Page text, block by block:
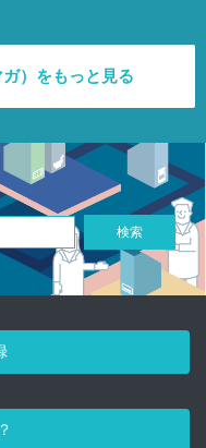
）をもっと見る
検索